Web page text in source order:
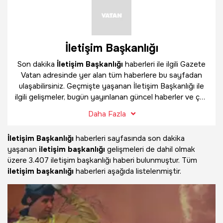
İletişim Başkanlığı
Son dakika İletişim Başkanlığı haberleri ile ilgili Gazete
Vatan adresinde yer alan tüm haberlere bu sayfadan
ulaşabilirsiniz. Geçmişte yaşanan İletişim Başkanlığı ile
ilgili gelişmeler, bugün yayınlanan güncel haberler ve çok
bulabilirsiniz.
Daha Fazla
İletişim Başkanlığı haberleri sayfasında son dakika
yaşanan iletişim başkanlığı gelişmeleri de dahil olmak
üzere 3.407 iletişim başkanlığı haberi bulunmuştur. Tüm
iletişim başkanlığı haberleri aşağıda listelenmiştir.